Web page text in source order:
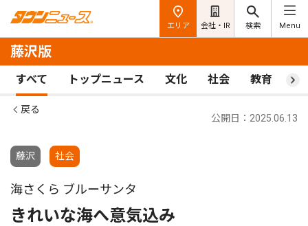
エリア 会社・IR 検索 Menu
藤沢版
すべて トップニュース 文化 社会 教育 ス
戻る
藤沢 社会
公開日：2025.06.13
海さくら ブルーサンタ
きれいな海へ意気込み